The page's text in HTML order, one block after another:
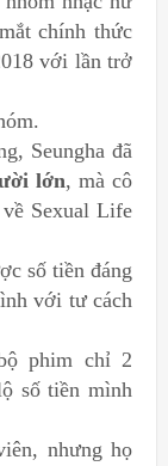
chính thức
với lần trở
Seungha đã
lớn, mà cô
Sexual Life
số tiền đáng
với tư cách
phim chỉ 2
số tiền mình
nhưng họ